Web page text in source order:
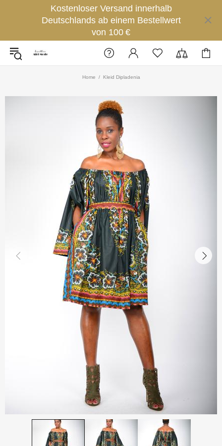
Kostenloser Versand innerhalb
Deutschlands ab einem Bestellwert
von 100 €
Home Kleid Dipladenia